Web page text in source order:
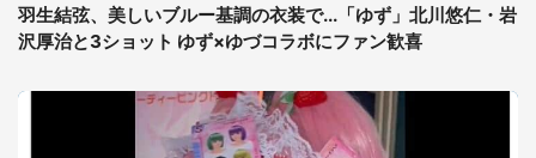
羽生結弦、美しいブルー基調の衣装で...「ゆず」北川悠仁・岩
沢厚治と3ショット ゆず×ゆづコラボにファン歓喜